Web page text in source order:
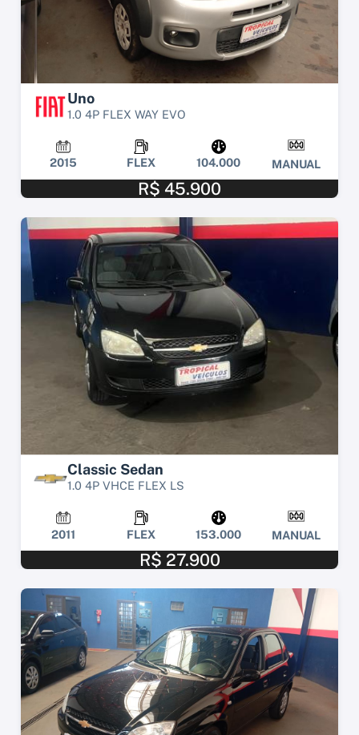
Uno
1.0 4P FLEX WAY EVO
2015 FLEX 104.000 MANUAL
R$ 45.900
Classic Sedan
1.0 4P VHCE FLEX LS
2011 FLEX 153.000 MANUAL
R$ 27.900